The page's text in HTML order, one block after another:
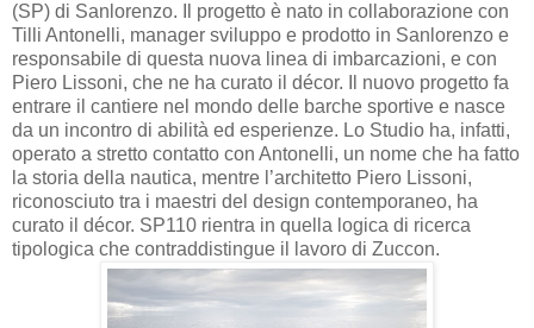
(SP) di Sanlorenzo. Il progetto è nato in collaborazione con
Tilli Antonelli, manager sviluppo e prodotto in Sanlorenzo e
responsabile di questa nuova linea di imbarcazioni, e con
Piero Lissoni, che ne ha curato il décor. Il nuovo progetto fa
entrare il cantiere nel mondo delle barche sportive e nasce
da un incontro di abilità ed esperienze. Lo Studio ha, infatti,
operato a stretto contatto con Antonelli, un nome che ha fatto
la storia della nautica, mentre l’architetto Piero Lissoni,
riconosciuto tra i maestri del design contemporaneo, ha
curato il décor. SP110 rientra in quella logica di ricerca
tipologica che contraddistingue il lavoro di Zuccon.